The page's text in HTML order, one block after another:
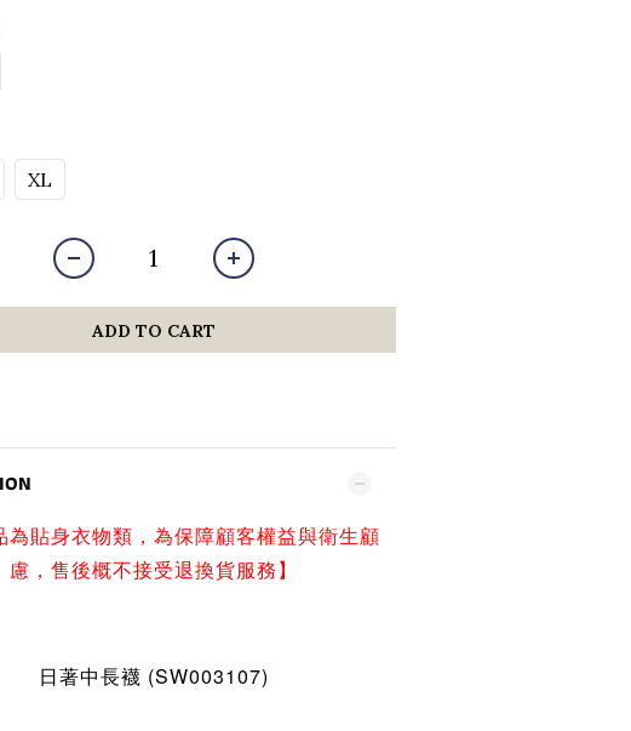
XL
ADD TO CART
為貼身衣物類，為保障顧客權益與衛生顧
慮，售後概不接受退換貨服務】
日著中長襪 (SW003107)